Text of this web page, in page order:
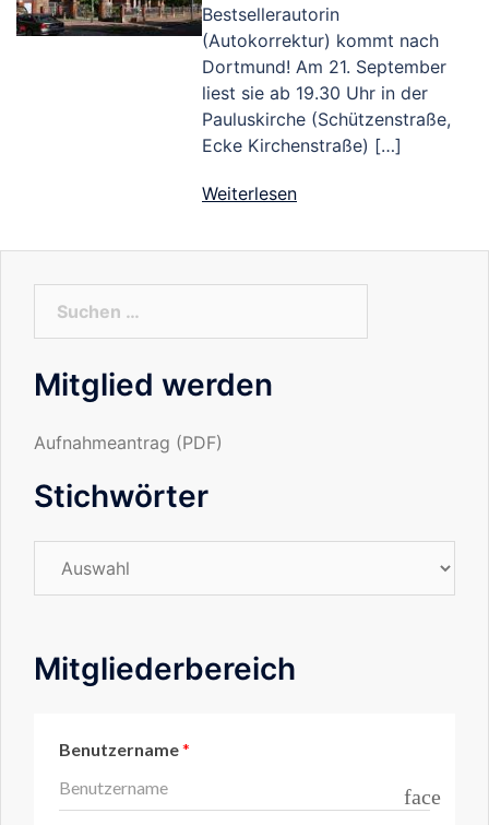
Bestsellerautorin
(Autokorrektur) kommt nach
Dortmund! Am 21. September
liest sie ab 19.30 Uhr in der
Pauluskirche (Schützenstraße,
Ecke Kirchenstraße) […]
Weiterlesen
nach:
Mitglied werden
Aufnahmeantrag (PDF)
Stichwörter
Mitgliederbereich
Benutzername*
face